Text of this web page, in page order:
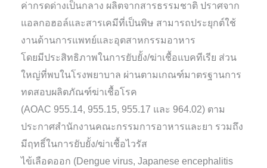
ค่ากรดด่างเป็นกลาง ผลิตจากสารธรรมชาติ ปราศจาก
แอลกอฮอล์และสารเคมีที่เป็นพิษ สามารถประยุกต์ใช้
งานด้านการแพทย์และอุตสาหกรรมอาหาร
โดยมีประสิทธิภาพในการยับยั้ง/ฆ่าเชื้อแบคทีเรีย ส่วน
ใหญ่ที่พบในโรงพยาบาล ผ่านตามเกณฑ์มาตรฐานการ
ทดสอบผลิตภัณฑ์ฆ่าเชื้อโรค
(AOAC 955.14, 955.15, 955.17 และ 964.02) ตาม
ประกาศสำนักงานคณะกรรมการอาหารและยา รวมถึง
มีฤทธิ์ในการยับยั้ง/ฆ่าเชื้อไวรัส
ไข้เลือดออก (Dengue virus, Japanese encephalitis